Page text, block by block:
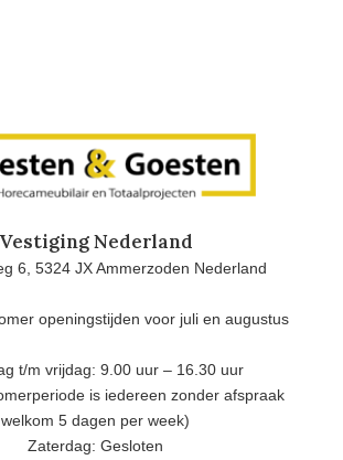
Vestiging Nederland
6, 5324 JX Ammerzoden Nederland
openingstijden voor juli en augustus
t/m vrijdag: 9.00 uur – 16.30 uur
is iedereen zonder afspraak
welkom 5 dagen per week)
Zaterdag: Gesloten